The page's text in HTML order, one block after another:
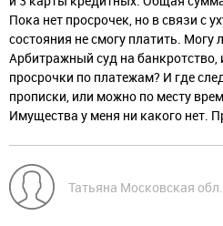
Пока нет просрочек, но в связи с
состояния не смогу платить. Могу
Арбитражный суд на
просрочки по платежам? И где
прописки, или можно по месту
Имущества у меня ни какого нет.
Татьяна Московская обл.